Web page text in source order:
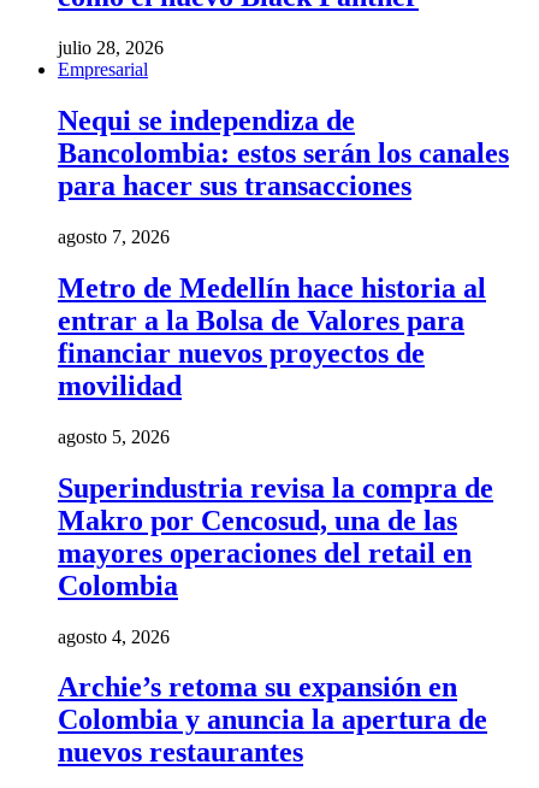
julio 28, 2026
Empresarial
Nequi se independiza de
Bancolombia: estos serán los canales
para hacer sus transacciones
agosto 7, 2026
Metro de Medellín hace historia al
entrar a la Bolsa de Valores para
financiar nuevos proyectos de
movilidad
agosto 5, 2026
Superindustria revisa la compra de
Makro por Cencosud, una de las
mayores operaciones del retail en
Colombia
agosto 4, 2026
Archie’s retoma su expansión en
Colombia y anuncia la apertura de
nuevos restaurantes